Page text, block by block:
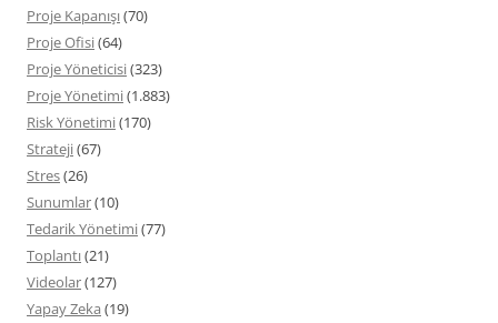
Proje Kapanışı(70)
Proje Ofisi(64)
Proje Yöneticisi(323)
Proje Yönetimi(1.883)
Risk Yönetimi(170)
Strateji(67)
Stres(26)
Sunumlar(10)
Tedarik Yönetimi(77)
Toplantı(21)
Videolar(127)
Yapay Zeka (19)